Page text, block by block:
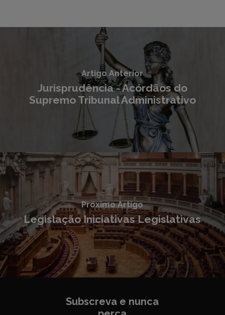
Artigo Anterior
Jurisprudência - Acórdãos do
Supremo Tribunal Administrativo
Próximo Artigo
Legislação Iniciativas Legislativas
Subscreva e nunca